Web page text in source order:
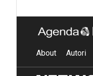
About Autori